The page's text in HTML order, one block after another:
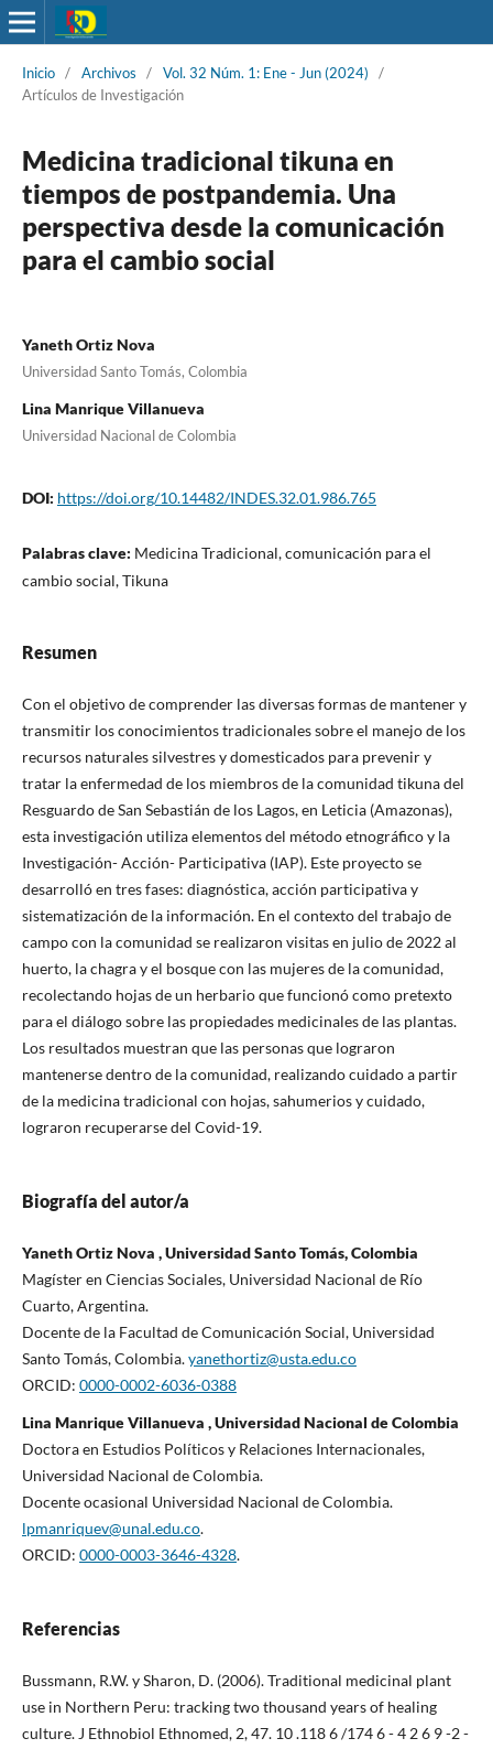
Inicio / Archivos / Vol. 32 Núm. 1: Ene - Jun (2024)
/
Artículos de Investigación
Medicina tradicional tikuna en
tiempos de postpandemia. Una
perspectiva desde la comunicación
para el cambio social
Yaneth Ortiz Nova
Universidad Santo Tomás, Colombia
Lina Manrique Villanueva
Universidad Nacional de Colombia
DOI: https://doi.org/10.14482/INDES.32.01.986.765
Palabras clave: Medicina Tradicional, comunicación para el
cambio social, Tikuna
Resumen
Con el objetivo de comprender las diversas formas de mantener y
transmitir los conocimientos tradicionales sobre el manejo de los
recursos naturales silvestres y domesticados para prevenir y
tratar la enfermedad de los miembros de la comunidad tikuna del
Resguardo de San Sebastián de los Lagos, en Leticia (Amazonas),
esta investigación utiliza elementos del método etnográfico y la
Investigación- Acción- Participativa (IAP). Este proyecto se
desarrolló en tres fases: diagnóstica, acción participativa y
sistematización de la información. En el contexto del trabajo de
campo con la comunidad se realizaron visitas en julio de 2022 al
huerto, la chagra y el bosque con las mujeres de la comunidad,
recolectando hojas de un herbario que funcionó como pretexto
para el diálogo sobre las propiedades medicinales de las plantas.
Los resultados muestran que las personas que lograron
mantenerse dentro de la comunidad, realizando cuidado a partir
de la medicina tradicional con hojas, sahumerios y cuidado,
lograron recuperarse del Covid-19.
Biografía del autor/a
Yaneth Ortiz Nova , Universidad Santo Tomás, Colombia
Magíster en Ciencias Sociales, Universidad Nacional de Río
Cuarto, Argentina.
Docente de la Facultad de Comunicación Social, Universidad
Santo Tomás, Colombia.yanethortiz@usta.edu.co
ORCID: 0000-0002-6036-0388
Lina Manrique Villanueva , Universidad Nacional de Colombia
Doctora en Estudios Políticos y Relaciones Internacionales,
Universidad Nacional de Colombia.
Docente ocasional Universidad Nacional de Colombia.
lpmanriquev@unal.edu.co.
ORCID: 0000-0003-3646-4328.
Referencias
Bussmann, R.W. y Sharon, D. (2006). Traditional medicinal plant
use in Northern Peru: tracking two thousand years of healing
culture. J Ethnobiol Ethnomed, 2, 47. 10 .118 6 /174 6 - 4 2 6 9 -2 -